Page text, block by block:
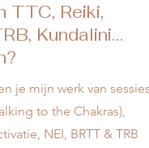
TTC, Reiki,
Kundalini…
je mijn werk van sessies
to the Chakras),
NEI, BRTT & TRB